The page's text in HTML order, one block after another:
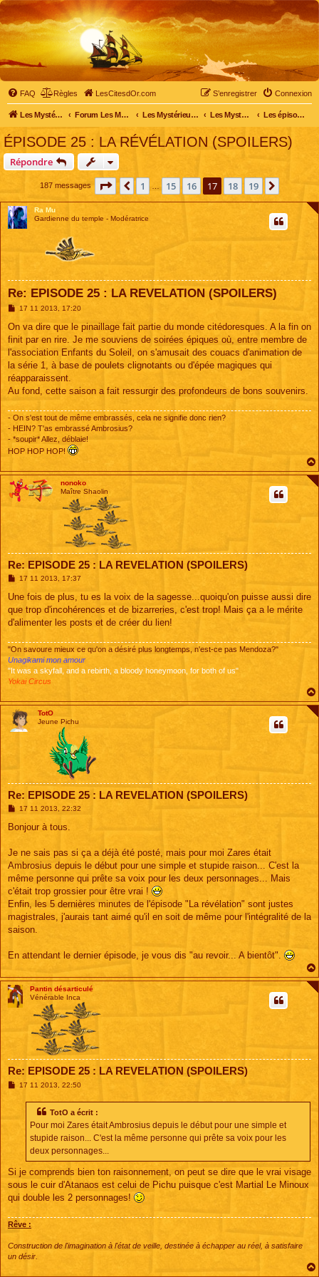
FAQ Règles LesCitesdOr.com Connexion
S’enregistrer
Les Mystérieuses Cités d'Or - LesCitesdOr.com Forum Les Mystérieuses Cités d'Or Les Mystérieuses Cités d'Or Les Mystérieuses Cités d'Or : saison 2 (2013) Les épisodes de la saison 2
ÉPISODE 25 : LA RÉVÉLATION (SPOILERS)
Répondre
187 messages Page 17 sur 19
Précédente
1 15 16 17 18 19 Suivante
Ra Mu
Gardienne du temple - Modératrice
Re: EPISODE 25 : LA REVELATION (SPOILERS)
M
s
a
g
17 11 2013, 17:20
On va dire que le pinaillage fait partie du monde citédoresques. A la fin on
finit par en rire. Je me souviens de soirées épiques où, entre membre de
l'association Enfants du Soleil, on s'amusait des couacs d'animation de
la série 1, à base de poulets clignotants ou d'épée magiques qui
réapparaissent.
Au fond, cette saison a fait ressurgir des profondeurs de bons souvenirs.
- On s'est tout de même embrassés, cela ne signifie donc rien?
- HEIN? T'as embrassé Ambrosius?
- *soupir* Allez, déblaie!
HOP HOP HOP!
nonoko
Maître Shaolin
Re: EPISODE 25 : LA REVELATION (SPOILERS)
M
s
a
g
17 11 2013, 17:37
Une fois de plus, tu es la voix de la sagesse...quoiqu'on puisse aussi dire
que trop d'incohérences et de bizarreries, c'est trop! Mais ça a le mérite
d'alimenter les posts et de créer du lien!
"On savoure mieux ce qu'on a désiré plus longtemps, n'est-ce pas Mendoza?"
Unagikami mon amour
"It was a skyfall, and a rebirth, a bloody honeymoon, for both of us"
Yokai Circus
TotO
Jeune Pichu
Re: EPISODE 25 : LA REVELATION (SPOILERS)
M
s
g
17 11 2013, 22:32
Bonjour à tous.
Je ne sais pas si ça a déjà été posté, mais pour moi Zares était
Ambrosius depuis le début pour une simple et stupide raison... C'est la
même personne qui prête sa voix pour les deux personnages... Mais
c'était trop grossier pour être vrai !
Enfin, les 5 dernières minutes de l'épisode "La révélation" sont justes
magistrales, j'aurais tant aimé qu'il en soit de même pour l'intégralité de la
saison.
En attendant le dernier épisode, je vous dis "au revoir... A bientôt".
Pantin désarticulé
Vénérable Inca
Re: EPISODE 25 : LA REVELATION (SPOILERS)
M17 11 2013, 22:50
TotO a écrit :
Pour moi Zares était Ambrosius depuis le début pour une simple et
stupide raison... C'est la même personne qui prête sa voix pour les
deux personnages...
Si je comprends bien ton raisonnement, on peut se dire que le vrai visage
sous le cuir d'Atanaos est celui de Pichu puisque c'est Martial Le Minoux
qui double les 2 personnages!
Rêve :
Construction de l'imagination à l'état de veille, destinée à échapper au réel, à satisfaire
un désir.